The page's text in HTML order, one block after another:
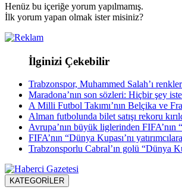
Henüz bu içeriğe yorum yapılmamış.
İlk yorum yapan olmak ister misiniz?
İlginizi Çekebilir
Trabzonspor, Muhammed Salah’ı
Maradona’nın son sözleri: Hiçbir şey
A Milli Futbol Takımı’nın Belçika ve
Alman futbolunda bilet satışı rekoru
Avrupa’nın büyük liglerinden FIFA’nın
FIFA’nın “Dünya Kupası’nı
Trabzonsporlu Cabral’ın golü “Dünya
KATEGORİLER